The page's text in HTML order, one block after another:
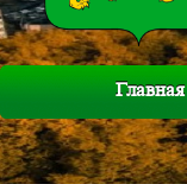
Главная